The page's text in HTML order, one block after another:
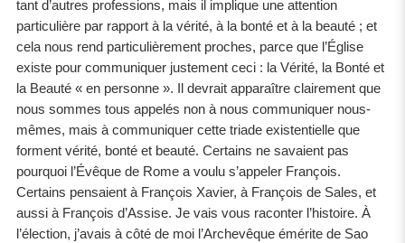
tant d’autres professions, mais il implique une attention
particulière par rapport à la vérité, à la bonté et à la beauté ; et
cela nous rend particulièrement proches, parce que l’Église
existe pour communiquer justement ceci : la Vérité, la Bonté et
la Beauté « en personne ». Il devrait apparaître clairement que
nous sommes tous appelés non à nous communiquer nous-
mêmes, mais à communiquer cette triade existentielle que
forment vérité, bonté et beauté. Certains ne savaient pas
pourquoi l’Évêque de Rome a voulu s’appeler François.
Certains pensaient à François Xavier, à François de Sales, et
aussi à François d’Assise. Je vais vous raconter l’histoire. À
l’élection, j’avais à côté de moi l’Archevêque émérite de Sao